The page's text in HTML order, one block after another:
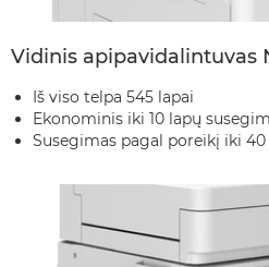
Vidinis apipavidalintuvas
Iš viso telpa 545 lapai
Ekonominis iki 10 lapų
Susegimas pagal poreikį iki 40